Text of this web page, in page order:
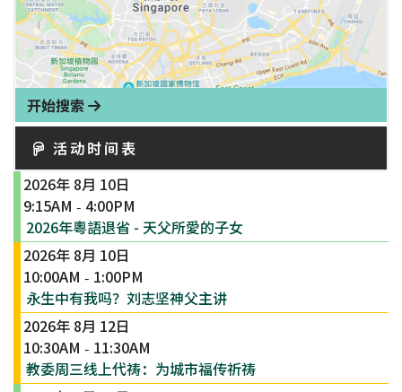
开始搜索
活动时间表
2026年 8月 10日
9:15AM - 4:00PM
2026年粵語退省 - 天父所愛的子女
2026年 8月 10日
10:00AM - 1:00PM
永生中有我吗？刘志坚神父主讲
2026年 8月 12日
10:30AM - 11:30AM
教委周三线上代祷：为城市福传祈祷